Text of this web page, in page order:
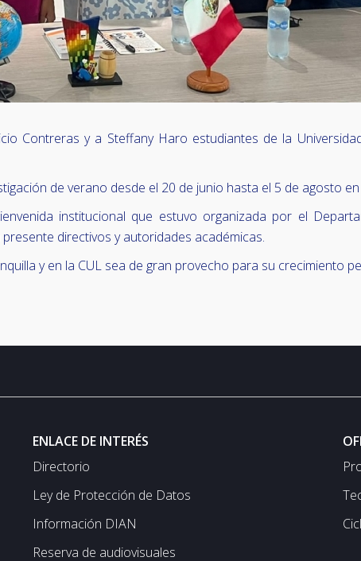
Contreras y a Steffany Haro estudiantes de la
de verano desde el 20 de junio hasta el 5 de agosto
institucional que estuvo organizada por el
directivos y autoridades académicas.
y en la CUL sea de gran provecho para su crecimiento
ENLACE DE INTERÉS
Directorio
Ley de Protección de Datos
Información DIAN
Reserva de audiovisuales